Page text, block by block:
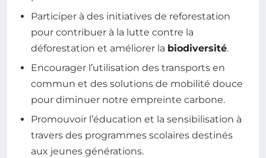
Participer à des initiatives de reforestation
pour contribuer à la lutte contre la
déforestation et améliorer la biodiversité.
Encourager l’utilisation des transports en
commun et des solutions de mobilité douce
pour diminuer notre empreinte carbone.
Promouvoir l’éducation et la sensibilisation à
travers des programmes scolaires destinés
aux jeunes générations.